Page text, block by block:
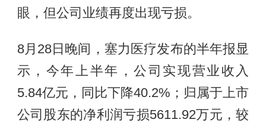
眼，但公司业绩再度出现亏损。
8月28日晚间，塞力医疗发布的半年报显
示，今年上半年，公司实现营业收入
5.84亿元，同比下降40.2%；归属于上市
公司股东的净利润亏损5611.92万元，较